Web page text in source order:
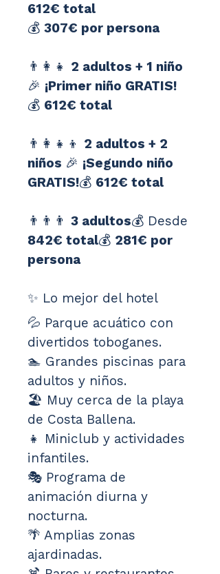
612€ total
💰 307€ por persona
👨‍👩‍👧 2 adultos + 1 niño
🎉 ¡Primer niño GRATIS!
💰 612€ total
👨‍👩‍👧‍👦 2 adultos + 2
niños 🎉 ¡Segundo niño
GRATIS!💰 612€ total
👨‍👨‍👨 3 adultos💰 Desde
842€ total💰 281€ por
persona
✨ Lo mejor del hotel
💦 Parque acuático con
divertidos toboganes.
🏊 Grandes piscinas para
adultos y niños.
🏖️ Muy cerca de la playa
de Costa Ballena.
👧 Miniclub y actividades
infantiles.
🎭 Programa de
animación diurna y
nocturna.
🌴 Amplias zonas
ajardinadas.